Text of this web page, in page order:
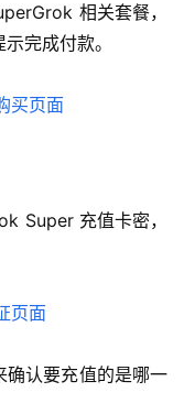
相关套餐，
完成付款。
Super 充值卡密，
认要充值的是哪一